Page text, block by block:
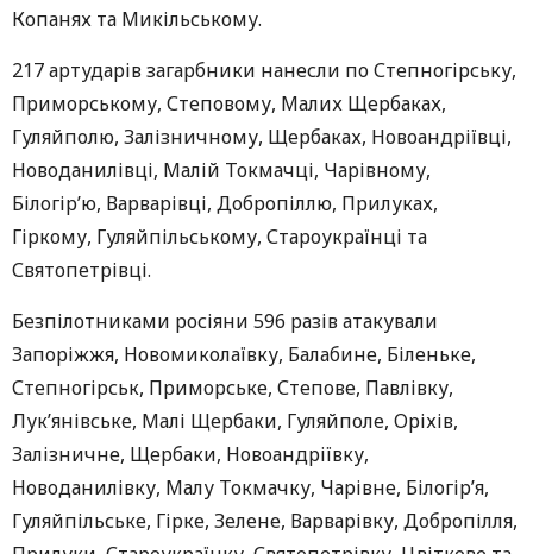
Копанях та Микільському.
217 артударів загарбники нанесли по Степногірську,
Приморському, Степовому, Малих Щербаках,
Гуляйполю, Залізничному, Щербаках, Новоандріївці,
Новоданилівці, Малій Токмачці, Чарівному,
Білогір’ю, Варварівці, Добропіллю, Прилуках,
Гіркому, Гуляйпільському, Староукраїнці та
Святопетрівці.
Безпілотниками росіяни 596 разів атакували
Запоріжжя, Новомиколаївку, Балабине, Біленьке,
Степногірськ, Приморське, Степове, Павлівку,
Лук’янівське, Малі Щербаки, Гуляйполе, Оріхів,
Залізничне, Щербаки, Новоандріївку,
Новоданилівку, Малу Токмачку, Чарівне, Білогір’я,
Гуляйпільське, Гірке, Зелене, Варварівку, Добропілля,